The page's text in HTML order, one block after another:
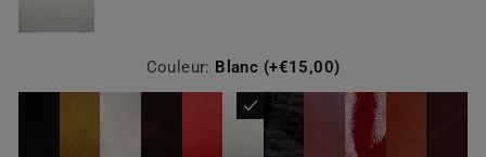
Couleur: Blanc (+€15,00)